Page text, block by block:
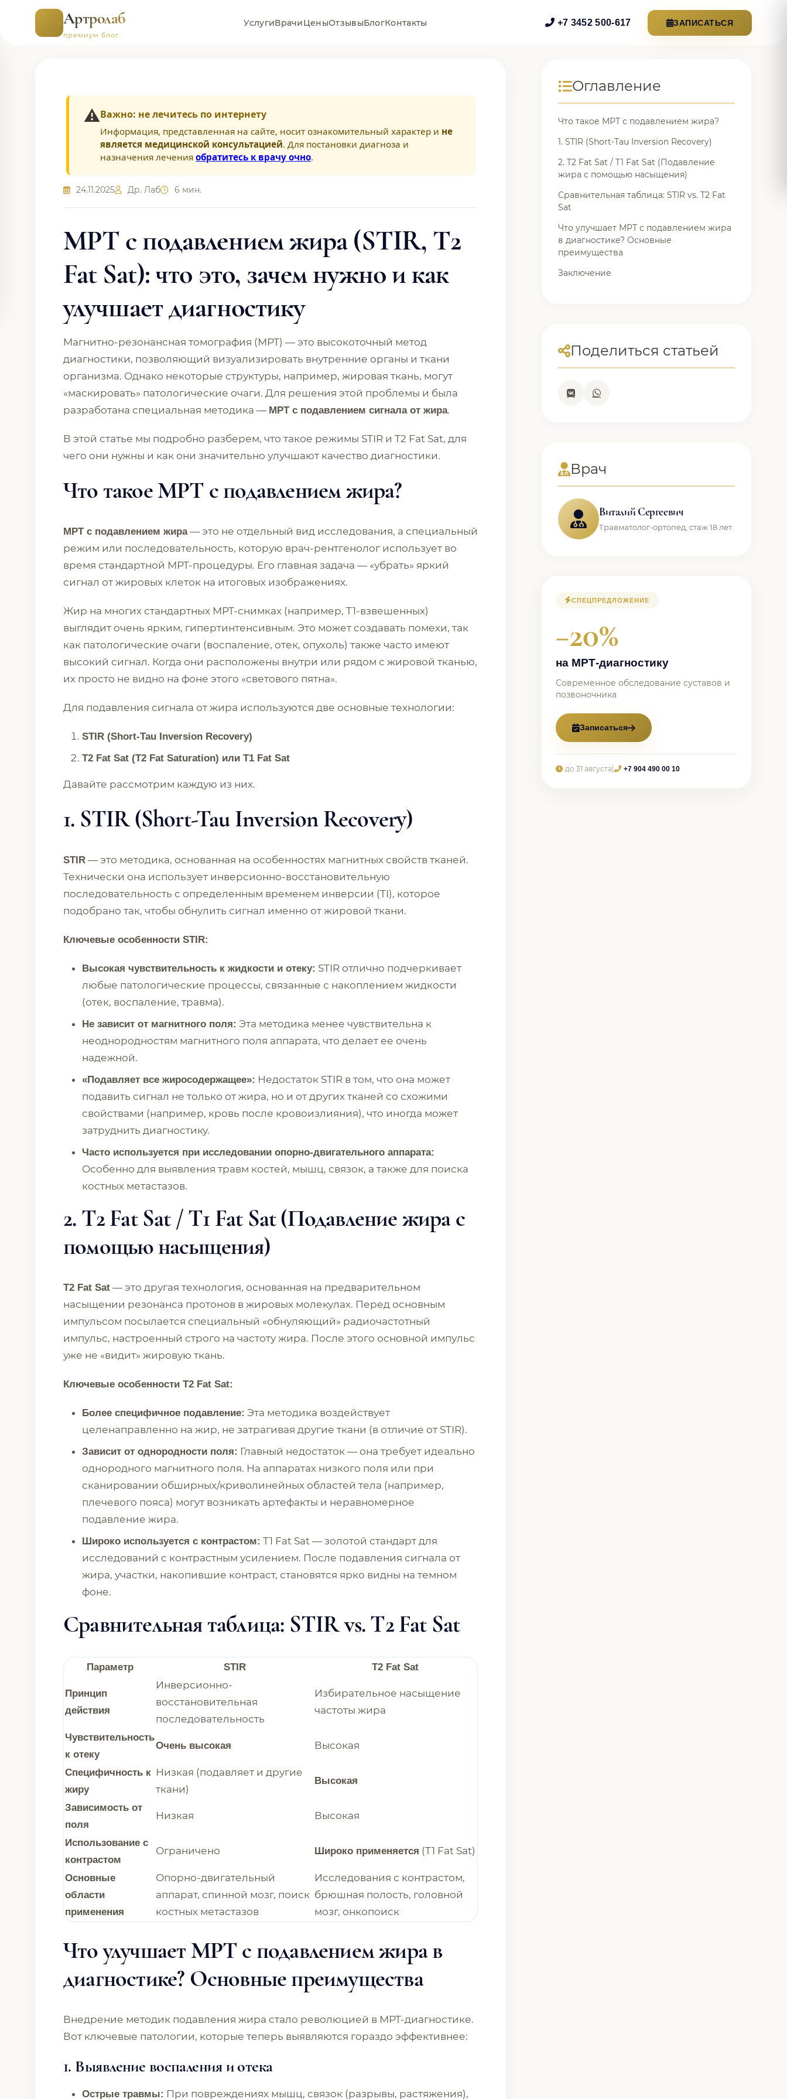
Артролаб
премиум блог
УслугиВрачиЦеныОтзывыБлогКонтакты +7 3452 500-617 ЗАПИСАТЬСЯ
⚠️Важно: не лечитесь по интернету
Информация, представленная на сайте, носит ознакомительный характер и не
является медицинской консультацией. Для постановки диагноза и
назначения лечения обратитесь к врачу очно.
24.11.2025 Др. Лаб 6 мин.
МРТ с подавлением жира (STIR, T2
Fat Sat): что это, зачем нужно и как
улучшает диагностику
Магнитно-резонансная томография (МРТ) — это высокоточный метод
диагностики, позволяющий визуализировать внутренние органы и ткани
организма. Однако некоторые структуры, например, жировая ткань, могут
«маскировать» патологические очаги. Для решения этой проблемы и была
разработана специальная методика — МРТ с подавлением сигнала от жира.
В этой статье мы подробно разберем, что такое режимы STIR и T2 Fat Sat, для
чего они нужны и как они значительно улучшают качество диагностики.
Что такое МРТ с подавлением жира?
МРТ с подавлением жира— это не отдельный вид исследования, а специальный
режим или последовательность, которую врач-рентгенолог использует во
время стандартной МРТ-процедуры. Его главная задача — «убрать» яркий
сигнал от жировых клеток на итоговых изображениях.
Жир на многих стандартных МРТ-снимках (например, T1-взвешенных)
выглядит очень ярким, гипертинтенсивным. Это может создавать помехи, так
как патологические очаги (воспаление, отек, опухоль) также часто имеют
высокий сигнал. Когда они расположены внутри или рядом с жировой тканью,
их просто не видно на фоне этого «светового пятна».
Для подавления сигнала от жира используются две основные технологии:
STIR (Short-Tau Inversion Recovery)
T2 Fat Sat (T2 Fat Saturation) или T1 Fat Sat
Давайте рассмотрим каждую из них.
1. STIR (Short-Tau Inversion Recovery)
STIR — это методика, основанная на особенностях магнитных свойств тканей.
Технически она использует инверсионно-восстановительную
последовательность с определенным временем инверсии (TI), которое
подобрано так, чтобы обнулить сигнал именно от жировой ткани.
Ключевые особенности STIR:
Высокая чувствительность к жидкости и отеку: STIR отлично подчеркивает
любые патологические процессы, связанные с накоплением жидкости
(отек, воспаление, травма).
Не зависит от магнитного поля: Эта методика менее чувствительна к
неоднородностям магнитного поля аппарата, что делает ее очень
надежной.
«Подавляет все жиросодержащее»: Недостаток STIR в том, что она может
подавить сигнал не только от жира, но и от других тканей со схожими
свойствами (например, кровь после кровоизлияния), что иногда может
затруднить диагностику.
Часто используется при исследовании опорно-двигательного аппарата:
Особенно для выявления травм костей, мышц, связок, а также для поиска
костных метастазов.
2. T2 Fat Sat / T1 Fat Sat (Подавление жира с
помощью насыщения)
T2 Fat Sat — это другая технология, основанная на предварительном
насыщении резонанса протонов в жировых молекулах. Перед основным
импульсом посылается специальный «обнуляющий» радиочастотный
импульс, настроенный строго на частоту жира. После этого основной импульс
уже не «видит» жировую ткань.
Ключевые особенности T2 Fat Sat:
Более специфичное подавление: Эта методика воздействует
целенаправленно на жир, не затрагивая другие ткани (в отличие от STIR).
Зависит от однородности поля: Главный недостаток — она требует идеально
однородного магнитного поля. На аппаратах низкого поля или при
сканировании обширных/криволинейных областей тела (например,
плечевого пояса) могут возникать артефакты и неравномерное
подавление жира.
Широко используется с контрастом: T1 Fat Sat — золотой стандарт для
исследований с контрастным усилением. После подавления сигнала от
жира, участки, накопившие контраст, становятся ярко видны на темном
фоне.
Сравнительная таблица: STIR vs. T2 Fat Sat
Параметр STIR T2 Fat Sat
Принцип
действия
Инверсионно-
восстановительная
последовательность
Избирательное насыщение
частоты жира
Чувствительность
к отеку
Очень высокая Высокая
Специфичность к
жиру
Низкая (подавляет и другие
ткани)
Высокая
Зависимость от
поля
Низкая Высокая
Использование с
контрастом
Ограничено Широко применяется (T1 Fat Sat)
Основные
области
применения
Опорно-двигательный
аппарат, спинной мозг, поиск
костных метастазов
Исследования с контрастом,
брюшная полость, головной
мозг, онкопоиск
Что улучшает МРТ с подавлением жира в
диагностике? Основные преимущества
Внедрение методик подавления жира стало революцией в МРТ-диагностике.
Вот ключевые патологии, которые теперь выявляются гораздо эффективнее:
1. Выявление воспаления и отека
Острые травмы: При повреждениях мышц, связок (разрывы, растяжения),
Оглавление
Что такое МРТ с подавлением жира?
1. STIR (Short-Tau Inversion Recovery)
2. T2 Fat Sat / T1 Fat Sat (Подавление
жира с помощью насыщения)
Сравнительная таблица: STIR vs. T2 Fat
Sat
Что улучшает МРТ с подавлением жира
в диагностике? Основные
преимущества
Заключение
Поделиться статьей
Врач
Виталий Сергеевич
Травматолог-ортопед, стаж 18 лет.
СПЕЦПРЕДЛОЖЕНИЕ
−20%
на МРТ-диагностику
Современное обследование суставов и
позвоночника
Записаться
до 31 августа +7 904 490 00 10